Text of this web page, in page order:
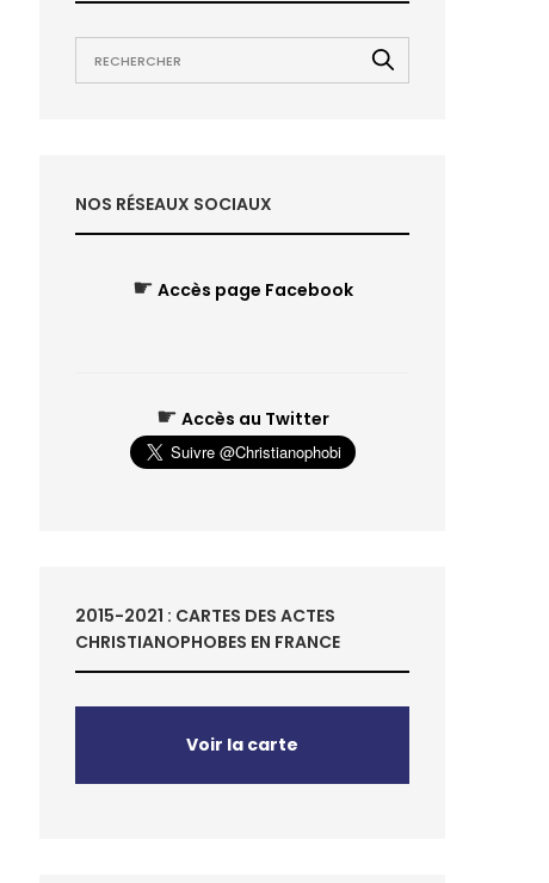
NOS RÉSEAUX SOCIAUX
☛ Accès page Facebook
☛ Accès au Twitter
2015-2021 : CARTES DES ACTES
CHRISTIANOPHOBES EN FRANCE
Voir la carte